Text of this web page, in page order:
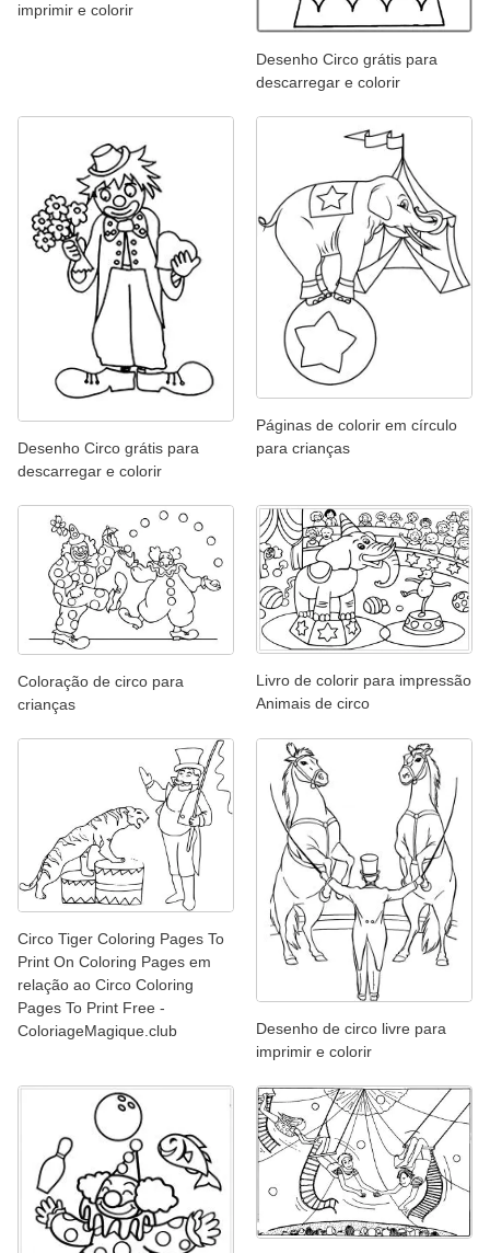
imprimir e colorir
Desenho Circo grátis para
descarregar e colorir
Desenho Circo grátis para
descarregar e colorir
Páginas de colorir em círculo
para crianças
Coloração de circo para
crianças
Livro de colorir para impressão
Animais de circo
Circo Tiger Coloring Pages To
Print On Coloring Pages em
relação ao Circo Coloring
Pages To Print Free -
ColoriageMagique.club
Desenho de circo livre para
imprimir e colorir